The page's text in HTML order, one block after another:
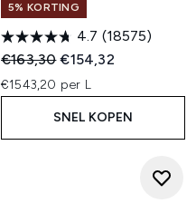
5% KORTING
4.7 (18575)
Recommended Retail Price:
€163,30Huidige prijs:
€154,32
€1543,20 per L
SNEL KOPEN